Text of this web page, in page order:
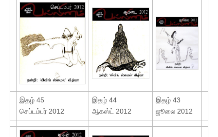
இதழ் 45
செப்டம்பர் 2012
இதழ் 44
ஆகஸ்ட் 2012
இதழ் 43
ஜூலை 2012